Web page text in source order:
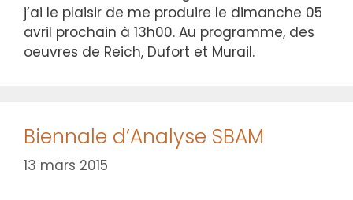
j’ai le plaisir de me produire le dimanche 05
avril prochain à 13h00. Au programme, des
oeuvres de Reich, Dufort et Murail.
Biennale d’Analyse SBAM
13 mars 2015